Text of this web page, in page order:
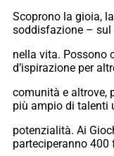
Scoprono la gioia,
soddisfazione – sul
nella vita. Possono
d’ispirazione per
comunità e altrove,
più ampio di talenti
potenzialità. Ai
parteciperanno 400